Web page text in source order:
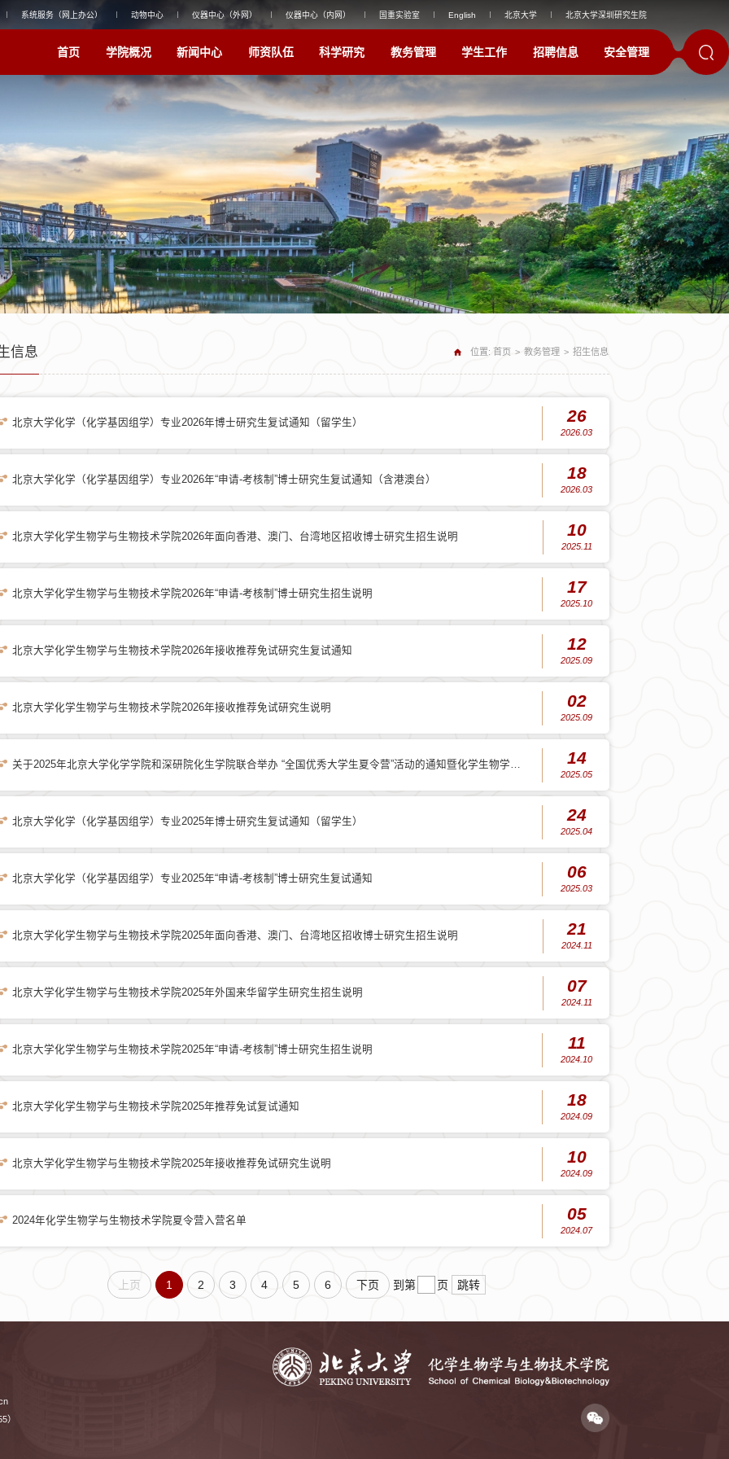
系统服务（网上办公） 动物中心 仪器中心（外网） 仪器中心（内网） 国重实验室 English 北京大学 北京大学深圳研究生院
首页 学院概况 新闻中心 师资队伍 科学研究 教务管理 学生工作 招聘信息 安全管理
信息 位置: 首页 > 教务管理 > 招生信息
北京大学化学（化学基因组学）专业2026年博士研究生复试通知（留学生） 26
2026.03
北京大学化学（化学基因组学）专业2026年“申请-考核制”博士研究生复试通知（含港澳台） 18
2026.03
北京大学化学生物学与生物技术学院2026年面向香港、澳门、台湾地区招收博士研究生招生说明 10
2025.11
北京大学化学生物学与生物技术学院2026年“申请-考核制”博士研究生招生说明 17
2025.10
北京大学化学生物学与生物技术学院2026年接收推荐免试研究生复试通知 12
2025.09
北京大学化学生物学与生物技术学院2026年接收推荐免试研究生说明 02
2025.09
关于2025年北京大学化学学院和深研院化生学院联合举办 “全国优秀大学生夏令营”活动的通知暨化学生物学与
14
2025.05
北京大学化学（化学基因组学）专业2025年博士研究生复试通知（留学生） 24
2025.04
北京大学化学（化学基因组学）专业2025年“申请-考核制”博士研究生复试通知 06
2025.03
北京大学化学生物学与生物技术学院2025年面向香港、澳门、台湾地区招收博士研究生招生说明 21
2024.11
北京大学化学生物学与生物技术学院2025年外国来华留学生研究生招生说明 07
2024.11
北京大学化学生物学与生物技术学院2025年“申请-考核制”博士研究生招生说明 11
2024.10
北京大学化学生物学与生物技术学院2025年推荐免试复试通知 18
2024.09
北京大学化学生物学与生物技术学院2025年接收推荐免试研究生说明 10
2024.09
2024年化学生物学与生物技术学院夏令营入营名单 05
2024.07
上页 1 2 3 4 5 6 下页 到第 页 跳转
）